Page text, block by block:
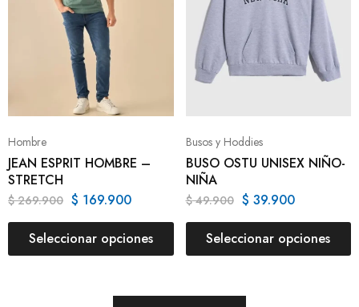
Hombre
JEAN ESPRIT HOMBRE –
STRETCH
$269.900 $ 169.900
Seleccionar opciones
Busos y Hoddies
BUSO OSTU UNISEX NIÑO-
NIÑA
$49.900 $ 39.900
Seleccionar opciones